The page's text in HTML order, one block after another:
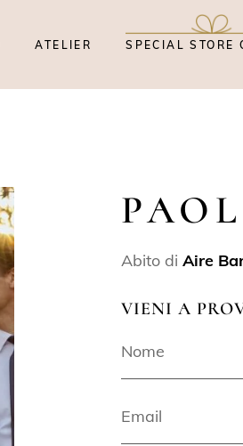
ATELIER SPECIAL STORE
Abito di Aire
VIENI A